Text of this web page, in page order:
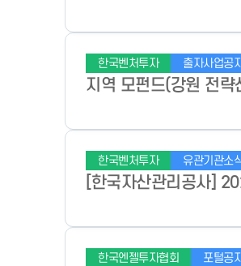
한국벤처투자 출자사업공
지역 모펀드(강원 전
한국벤처투자 유관기관소
[한국자산관리공사]
한국엔젤투자협회 포털공